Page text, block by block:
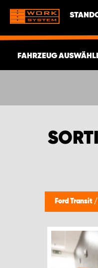
FAHRZEUG
Ford Transit /